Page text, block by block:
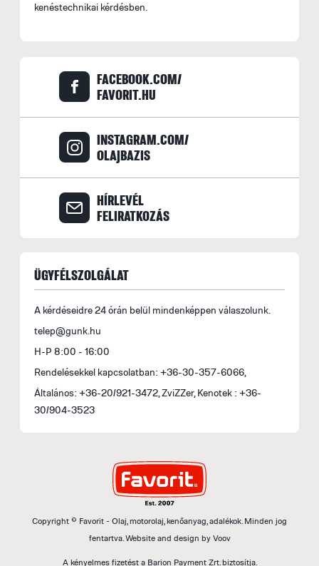
kenéstechnikai kérdésben.
FACEBOOK.COM/
FAVORIT.HU
INSTAGRAM.COM/
OLAJBAZIS
HÍRLEVÉL
FELIRATKOZÁS
ÜGYFÉLSZOLGÁLAT
A kérdéseidre 24 órán belül mindenképpen válaszolunk.
telep@gunk.hu
H-P 8:00 - 16:00
Rendelésekkel kapcsolatban: +36-30-357-6066,
Általános: +36-20/921-3472, ZviZZer, Kenotek : +36-
30/904-3523
Copyright © Favorit - Olaj, motorolaj, kenőanyag, adalékok. Minden jog
fentartva.Website and design by Voov
A kényelmes fizetést a Barion Payment Zrt. biztosítja.